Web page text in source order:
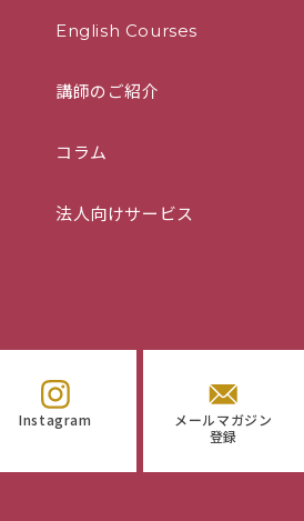
English Courses
講師のご紹介
コラム
法人向けサービス
Instagram
メールマガジン
登録